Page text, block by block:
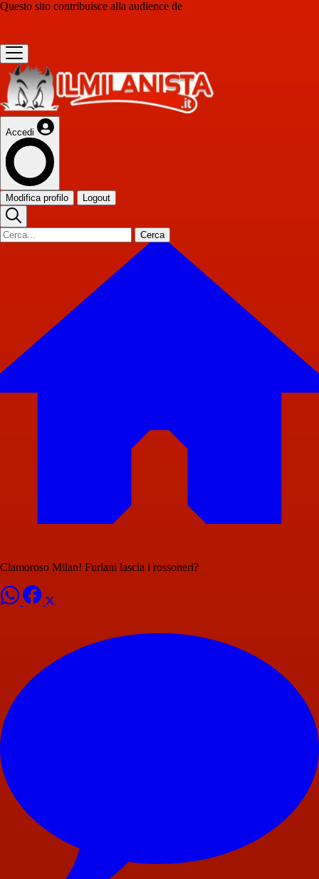
Questo sito contribuisce alla audience de
Accedi
Modifica profilo Logout
Cerca
Clamoroso Milan! Furlani lascia i rossoneri?